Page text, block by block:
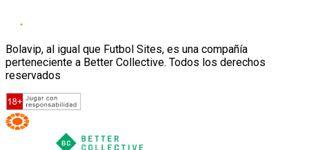
Bolavip, al igual que Futbol Sites, es una compañía
perteneciente a Better Collective. Todos los derechos
reservados